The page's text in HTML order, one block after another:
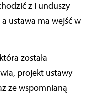
z Funduszy
ustawa ma wejść w
została
projekt ustawy
ze wspomnianą